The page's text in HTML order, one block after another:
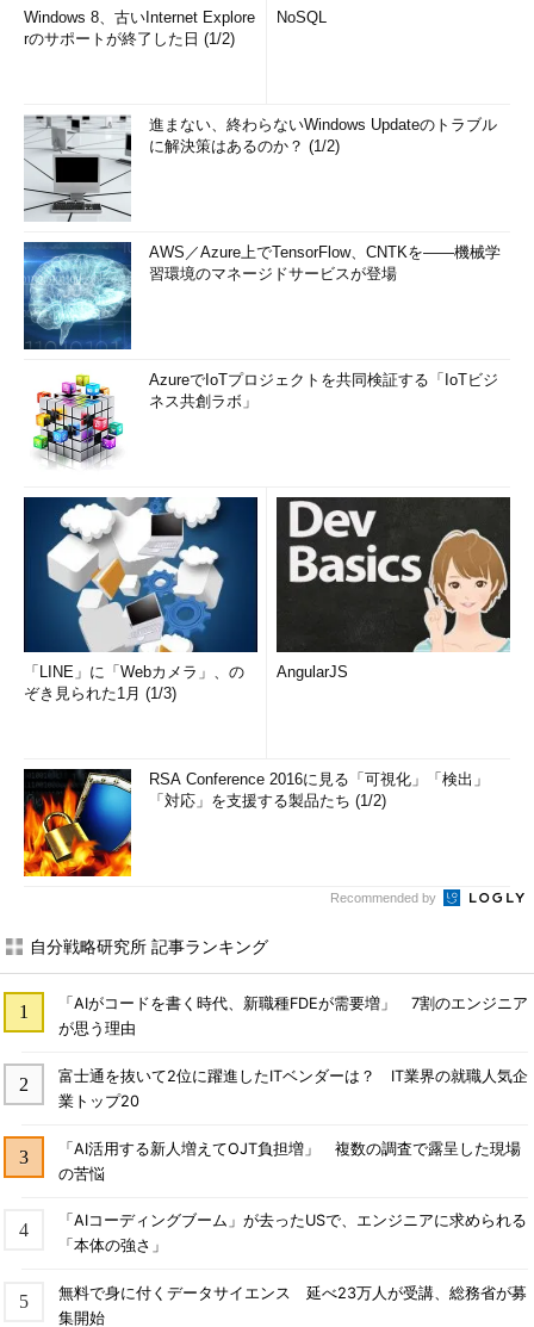
Windows 8、古いInternet Explore
rのサポートが終了した日 (1/2)
NoSQL
進まない、終わらないWindows Updateのトラブル
に解決策はあるのか？ (1/2)
AWS／Azure上でTensorFlow、CNTKを――機械学
習環境のマネージドサービスが登場
AzureでIoTプロジェクトを共同検証する「IoTビジ
ネス共創ラボ」
「LINE」に「Webカメラ」、の
ぞき見られた1月 (1/3)
AngularJS
RSA Conference 2016に見る「可視化」「検出」
「対応」を支援する製品たち (1/2)
Recommended by
自分戦略研究所 記事ランキング
「AIがコードを書く時代、新職種FDEが需要増」 7割のエンジニア
が思う理由
富士通を抜いて2位に躍進したITベンダーは？ IT業界の就職人気企
業トップ20
「AI活用する新人増えてOJT負担増」 複数の調査で露呈した現場
の苦悩
「AIコーディングブーム」が去ったUSで、エンジニアに求められる
「本体の強さ」
無料で身に付くデータサイエンス 延べ23万人が受講、総務省が募
集開始